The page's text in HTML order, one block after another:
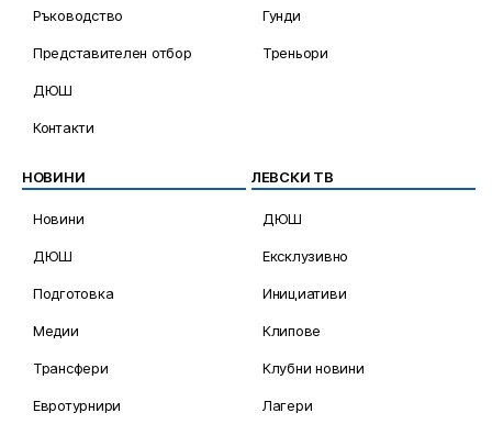
Ръководство
Представителен отбор
ДЮШ
Контакти
Гунди
Треньори
НОВИНИ
Новини
ДЮШ
Подготовка
Медии
Трансфери
Евротурнири
ЛЕВСКИ ТВ
ДЮШ
Ексклузивно
Инициативи
Клипове
Клубни новини
Лагери